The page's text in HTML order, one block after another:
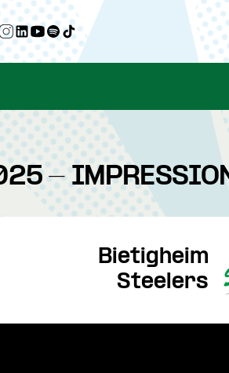
-
Bietigheim
Steelers